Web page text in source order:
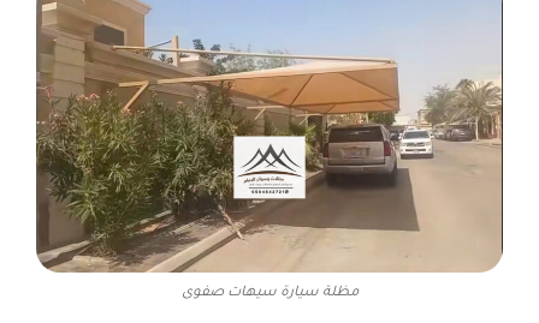
مظلة سيارة سيهات صفوى